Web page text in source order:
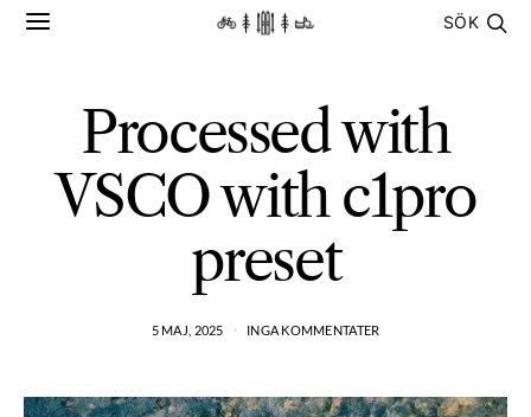
SÖK
Processed with
VSCO with c1pro
preset
5 MAJ, 2025 INGA KOMMENTATER